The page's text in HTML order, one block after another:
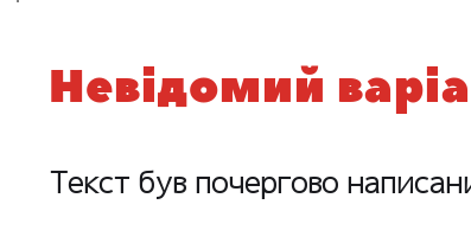
Невідомий
Текст був почергово